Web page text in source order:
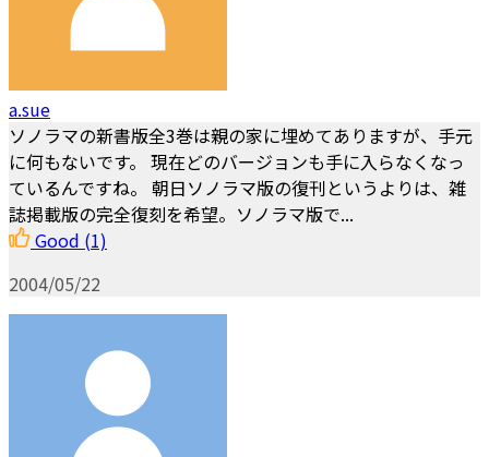
a.sue
ソノラマの新書版全3巻は親の家に埋めてありますが、手元
に何もないです。 現在どのバージョンも手に入らなくなっ
ているんですね。 朝日ソノラマ版の復刊というよりは、雑
誌掲載版の完全復刻を希望。ソノラマ版で...
Good (1)
2004/05/22